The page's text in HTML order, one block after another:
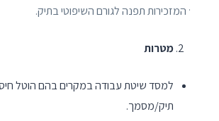
. המזכירות תפנה לגורם השיפוטי בתיק.
מטרות
למסד שיטת עבודה במקרים בהם הוטל
תיק/מסמך.